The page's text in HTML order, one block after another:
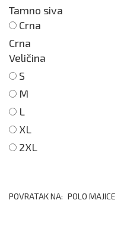
Tamno siva
Crna
Crna
Veličina
S
M
L
XL
2XL
POVRATAK NA: POLO MAJICE